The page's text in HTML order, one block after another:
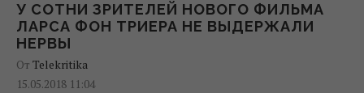
У СОТНИ ЗРИТЕЛЕЙ НОВОГО ФИЛЬМА
ЛАРСА ФОН ТРИЕРА НЕ ВЫДЕРЖАЛИ
НЕРВЫ
От Telekritika
15.05.2018 11:04